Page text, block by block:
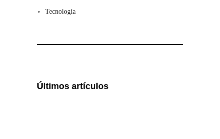
Tecnología
Últimos artículos